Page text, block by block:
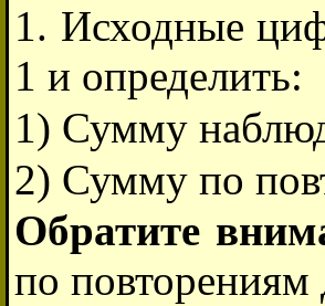
1. Исходные
1 и определить:
1) Сумму
2) Сумму по
Обратите
по